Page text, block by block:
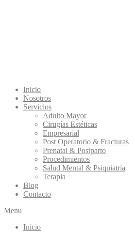
Inicio
Nosotros
Servicios
Adulto Mayor
Cirugías Estéticas
Empresarial
Post Operatorio & Fracturas
Prenatal & Postparto
Procedimientos
Salud Mental & Psiquiatría
Terapia
Blog
Contacto
Menu
Inicio